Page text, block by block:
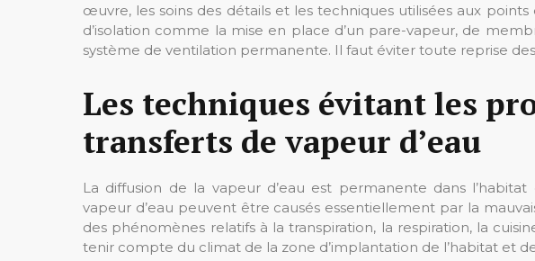
œuvre, les soins des détails et les techniques utilisées aux
d’isolation comme la mise en place d’un pare-vapeur, de
système de ventilation permanente. Il faut éviter toute reprise
Les techniques évitant les
transferts de vapeur d’eau
La diffusion de la vapeur d’eau est permanente dans
vapeur d’eau peuvent être causés essentiellement par la
des phénomènes relatifs à la transpiration, la respiration, la
tenir compte du climat de la zone d’implantation de l’habitat et